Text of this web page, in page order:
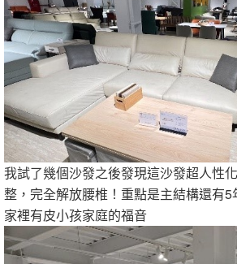
我試了幾個沙發之後發現這沙發超人性
整，完全解放腰椎！重點是主結構還有
家裡有皮小孩家庭的福音